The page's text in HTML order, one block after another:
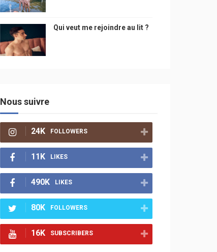
Qui veut me rejoindre au lit ?
Nous suivre
24K FOLLOWERS
11K LIKES
490K LIKES
80K FOLLOWERS
16K SUBSCRIBERS